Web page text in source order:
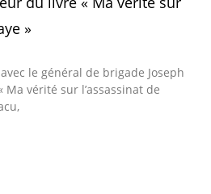
»
le général de brigade Joseph
vérité sur l’assassinat de